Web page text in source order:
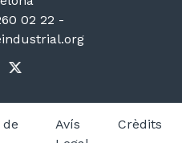
02 22 -
Avís
Crèdits